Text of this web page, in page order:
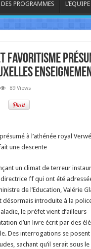
PROGRAMMES L’EQUIPE
favoritisme
89 Views
à l’athénée royal
une descente
un climat de terreur
ff qui ont été
de l’Education, Valérie
désormais introduite à la
le préfet vient d’ailleurs
d’un livre écrit par des
Des interrogations se posent
sachant qu’il serait sous le